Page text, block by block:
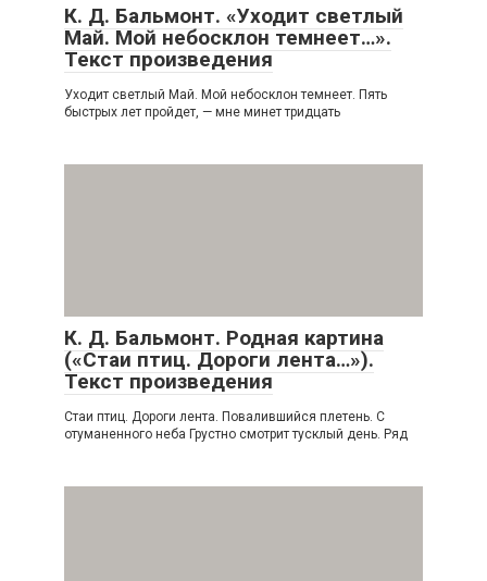
К. Д. Бальмонт. «Уходит светлый
Май. Мой небосклон темнеет…».
Текст произведения
Уходит светлый Май. Мой небосклон темнеет. Пять
быстрых лет пройдет, — мне минет тридцать
К. Д. Бальмонт. Родная картина
(«Стаи птиц. Дороги лента…»).
Текст произведения
Стаи птиц. Дороги лента. Повалившийся плетень. С
отуманенного неба Грустно смотрит тусклый день. Ряд